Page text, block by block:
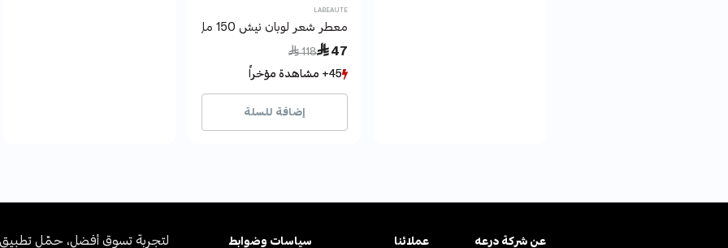
LABEAUTE
معطر شعر لوبان نيش 150 مل لابوتيه دي لامور
 47
Price reduced from
 118
to
45+ مشاهدة مؤخراً
9+ بيع مؤخراً
45+ مشاهدة مؤخراً
9+ بيع مؤخراً
إضافة للسلة
عن ﺷﺮﻛﺔ درﻋﻪ
عملائنا
سياسات وضوابط لتجربة تسوق أفضل، حمّل